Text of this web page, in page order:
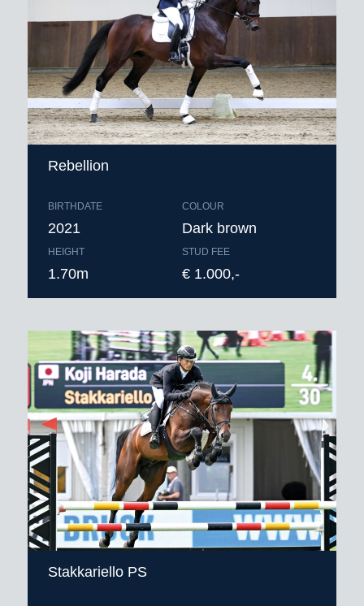
Rebellion
BIRTHDATE
2021
HEIGHT
1.70m
COLOUR
Dark brown
STUD FEE
€ 1.000,-
Stakkariello PS